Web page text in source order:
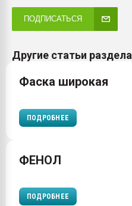
ПОДПИСАТЬСЯ
Другие статьи раздела
Фаска широкая
ПОДРОБНЕЕ
ФЕНОЛ
ПОДРОБНЕЕ